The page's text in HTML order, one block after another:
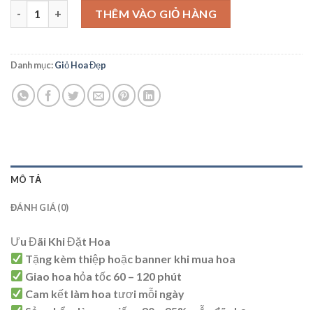
Giỏ Hoa Đẹp – G51 số lượngTHÊM VÀO GIỎ HÀNG
Danh mục:Giỏ Hoa Đẹp
MÔ TẢ
ĐÁNH GIÁ (0)
Ưu Đãi Khi Đặt Hoa
Tặng kèm thiệp hoặc banner khi mua hoa
Giao hoa hỏa tốc 60 – 120 phút
Cam kết làm hoa tươi mỗi ngày